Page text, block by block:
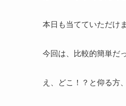
本日も当てていただけ
今回は、比較的簡単だ
え、どこ！？と仰る方